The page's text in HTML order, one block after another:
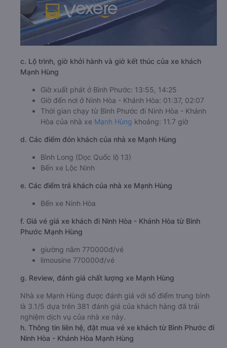
c. Lộ trình, giờ khởi hành và giờ kết thúc của xe khách
Mạnh Hùng
Giờ xuất phát ở Bình Phước: 13:55, 14:25
Giờ đến nơi ở Ninh Hòa - Khánh Hòa: 01:37, 02:07
Thời gian chạy từ Bình Phước đi Ninh Hòa - Khánh
Hòa của nhà xe Mạnh Hùng khoảng: 11.7 giờ
d. Các điểm đón khách của nhà xe Mạnh Hùng
Bình Long (Dọc Quốc lộ 13)
Bến xe Lộc Ninh
e. Các điểm trả khách của nhà xe Mạnh Hùng
Bến xe Ninh Hòa
f. Giá vé giá xe khách đi Ninh Hòa - Khánh Hòa từ Bình
Phước Mạnh Hùng
giường nằm 770000đ/vé
limousine 770000đ/vé
g. Review, đánh giá chất lượng xe Mạnh Hùng
Nhà xe Mạnh Hùng được đánh giá với số điểm trung bình
là 3.1/5 dựa trên 381 đánh giá của khách hàng đã trải
nghiệm dịch vụ của nhà xe này.
h. Thông tin liên hệ, đặt mua vé xe khách từ Bình Phước đi
Ninh Hòa - Khánh Hòa Mạnh Hùng